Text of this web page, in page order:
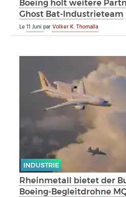
Boeing holt weitere
Ghost Bat-Industrieteam
Le11 JuniparVolker K. Thomalla
INDUSTRIE
Rheinmetall bietet der
Boeing-Begleitdrohne